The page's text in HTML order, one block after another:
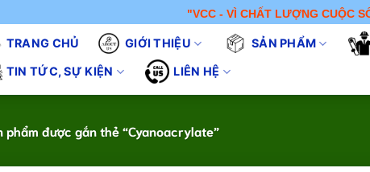
"VCC - VÌ CHẤT LƯỢNG CUỘC
TRANG CHỦ GIỚI THIỆU SẢN PHẨM
TIN TỨC, SỰ KIỆN LIÊN HỆ
phẩm được gắn thẻ “Cyanoacrylate”